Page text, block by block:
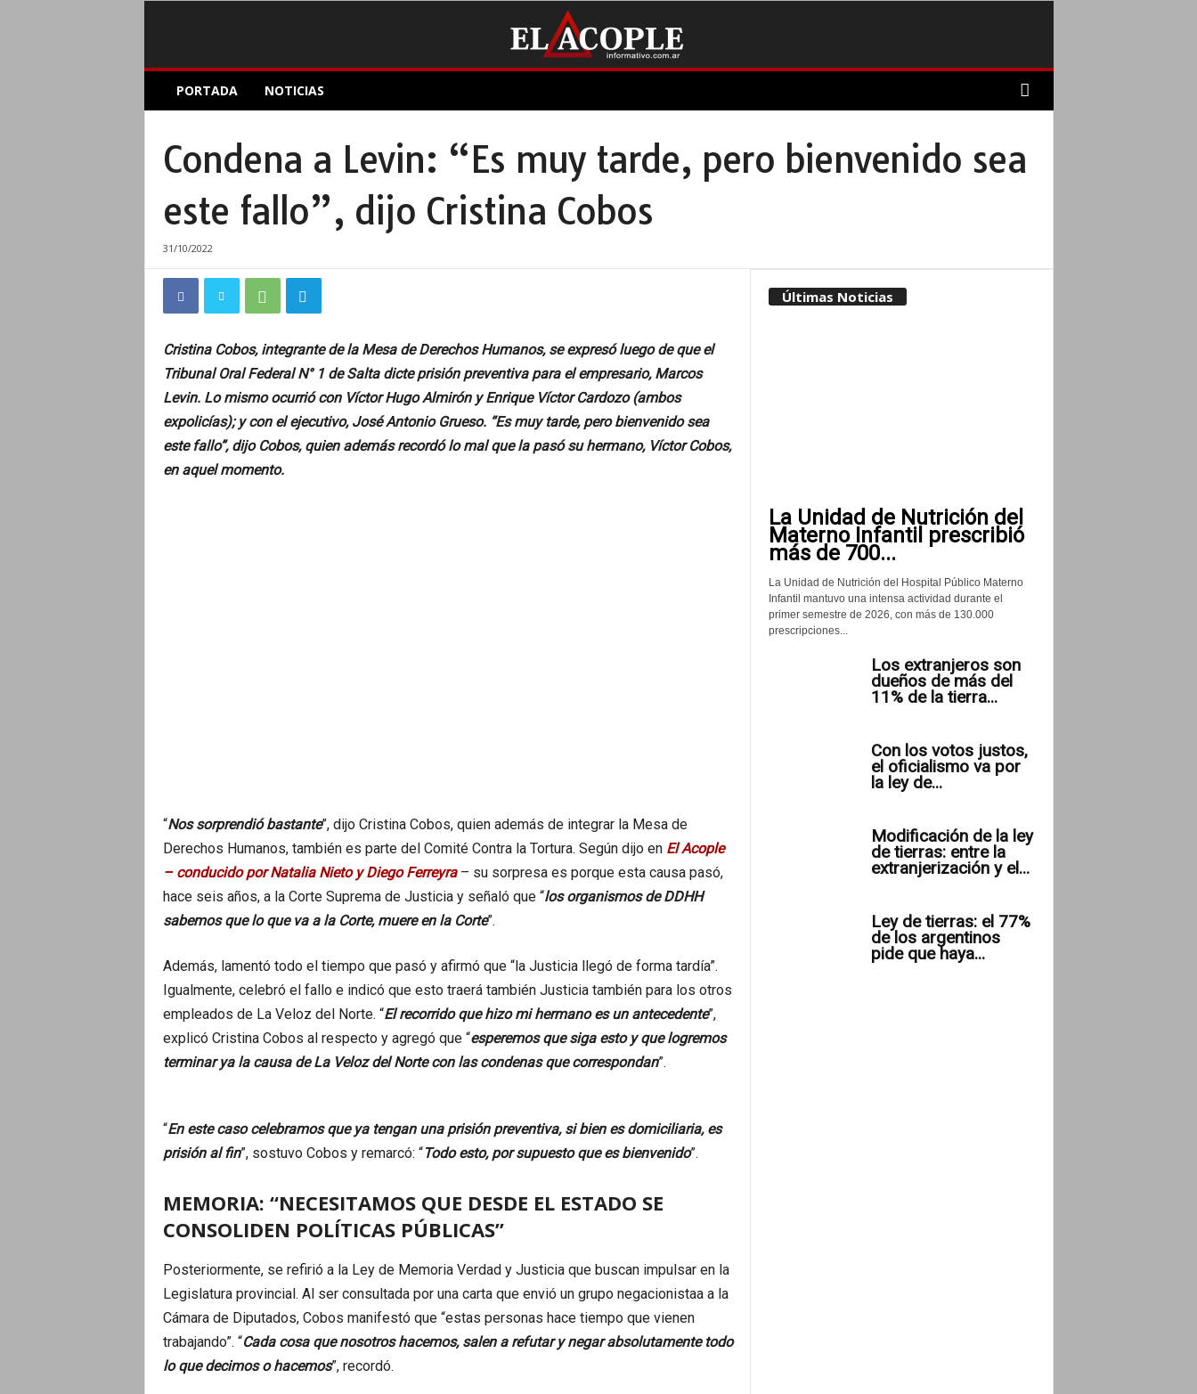
A
PORTADA NOTICIAS
Condena a Levin: “Es muy tarde, pero bienvenido sea
este fallo”, dijo Cristina Cobos
31/10/2022
Cristina Cobos, integrante de la Mesa de Derechos Humanos, se expresó luego de que el
Tribunal Oral Federal N° 1 de Salta dicte prisión preventiva para el empresario, Marcos
Levin. Lo mismo ocurrió con Víctor Hugo Almirón y Enrique Víctor Cardozo (ambos
expolicías); y con el ejecutivo, José Antonio Grueso. “Es muy tarde, pero bienvenido sea
este fallo”, dijo Cobos, quien además recordó lo mal que la pasó su hermano, Víctor Cobos,
en aquel momento.
“Nos sorprendió bastante”, dijo Cristina Cobos, quien además de integrar la Mesa de
Derechos Humanos, también es parte del Comité Contra la Tortura. Según dijo en El Acople
– conducido por Natalia Nieto y Diego Ferreyra– su sorpresa es porque esta causa pasó,
hace seis años, a la Corte Suprema de Justicia y señaló que “los organismos de DDHH
sabemos que lo que va a la Corte, muere en la Corte”.
Además, lamentó todo el tiempo que pasó y afirmó que “la Justicia llegó de forma tardía”.
Igualmente, celebró el fallo e indicó que esto traerá también Justicia también para los otros
empleados de La Veloz del Norte. “El recorrido que hizo mi hermano es un antecedente”,
explicó Cristina Cobos al respecto y agregó que “esperemos que siga esto y que logremos
terminar ya la causa de La Veloz del Norte con las condenas que correspondan”.
“En este caso celebramos que ya tengan una prisión preventiva, si bien es domiciliaria, es
prisión al fin”, sostuvo Cobos y remarcó: “Todo esto, por supuesto que es bienvenido”.
MEMORIA: “NECESITAMOS QUE DESDE EL ESTADO SE
CONSOLIDEN POLÍTICAS PÚBLICAS”
Posteriormente, se refirió a la Ley de Memoria Verdad y Justicia que buscan impulsar en la
Legislatura provincial. Al ser consultada por una carta que envió un grupo negacionistaa a la
Cámara de Diputados, Cobos manifestó que “estas personas hace tiempo que vienen
trabajando”. “Cada cosa que nosotros hacemos, salen a refutar y negar absolutamente todo
lo que decimos o hacemos”, recordó.
Últimas Noticias
La Unidad de Nutrición del
Materno Infantil prescribió
más de 700...
La Unidad de Nutrición del Hospital Público Materno
Infantil mantuvo una intensa actividad durante el
primer semestre de 2026, con más de 130.000
prescripciones...
Los extranjeros son
dueños de más del
11% de la tierra...
Con los votos justos,
el oficialismo va por
la ley de...
Modificación de la ley
de tierras: entre la
extranjerización y el...
Ley de tierras: el 77%
de los argentinos
pide que haya...